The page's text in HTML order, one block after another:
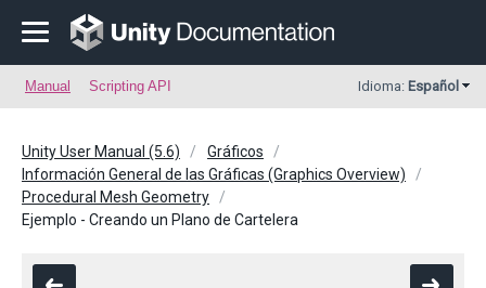
Manual Scripting API Idioma: Español
Unity User Manual (5.6)
Gráficos
Información General de las Gráficas (Graphics Overview)
Procedural Mesh Geometry
Ejemplo - Creando un Plano de Cartelera